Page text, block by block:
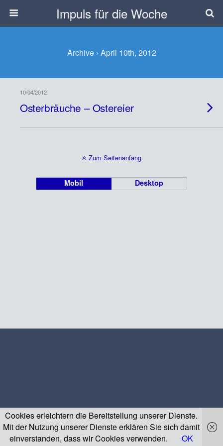
Impuls für die Woche
Archive › April 10th, 2012
10/04/2012
Osterbräuche – Ostereier
Zum Seitenanfang
Mobil Desktop
Cookies erleichtern die Bereitstellung unserer Dienste.
Mit der Nutzung unserer Dienste erklären Sie sich damit
einverstanden, dass wir Cookies verwenden.
OK